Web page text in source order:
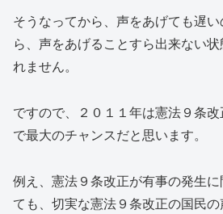
そうなってから、声をあげても遅
ら、声をあげることすら出来ない
れません。
ですので、２０１１年は憲法９条
で最大のチャンスだと思います。
例え、憲法９条改正が有事の発生
ても、切実な憲法９条改正の国民